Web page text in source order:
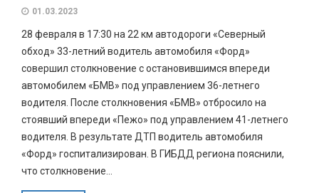
01.03.2023
28 февраля в 17:30 на 22 км автодороги «Северный
обход» 33-летний водитель автомобиля «Форд»
совершил столкновение с остановившимся впереди
автомобилем «БМВ» под управлением 36-летнего
водителя. После столкновения «БМВ» отбросило на
стоявший впереди «Пежо» под управлением 41-летнего
водителя. В результате ДТП водитель автомобиля
«Форд» госпитализирован. В ГИБДД региона пояснили,
что столкновение...